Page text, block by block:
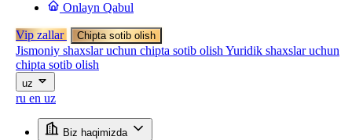
Onlayn Qabul
Vip zallar Chipta sotib olish
Jismoniy shaxslar uchun chipta sotib olish Yuridik shaxslar uchun
chipta sotib olish
uz
ru en uz
Biz haqimizda